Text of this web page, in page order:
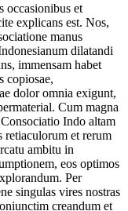
occasionibus et
explicans est. Nos,
manus
dilatandi
immensam habet
copiosae,
dolor omnia exigunt,
Cum magna
Indo altam
retiaculorum et rerum
ambitu in
eos optimos
Per
singulas vires nostras
creandum et